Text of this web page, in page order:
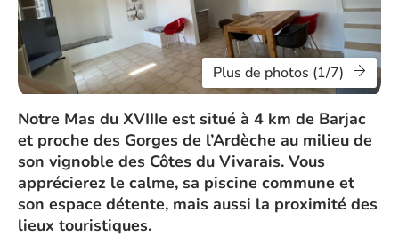
Plus de photos (1/7)
Notre Mas du XVIIIe est situé à 4 km de Barjac
et proche des Gorges de l’Ardèche au milieu de
son vignoble des Côtes du Vivarais. Vous
apprécierez le calme, sa piscine commune et
son espace détente, mais aussi la proximité des
lieux touristiques.